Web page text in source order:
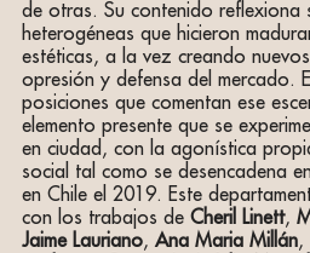
de otras. Su contenido reflexiona
heterogéneas que hicieron
estéticas, a la vez creando
opresión y defensa del mercado.
posiciones que comentan ese
elemento presente que se
en ciudad, con la agonística
social tal como se desencadena
en Chile el 2019. Este
con los trabajos deCheril Linett,
Jaime Lauriano,Ana Maria Millán,